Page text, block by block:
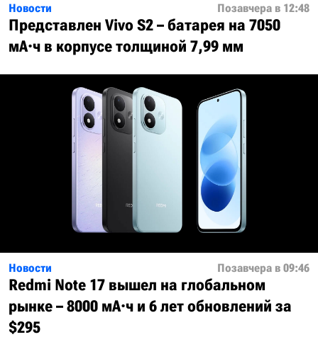
Новости Позавчера в 12:48
Представлен Vivo S2 – батарея на 7050
мА·ч в корпусе толщиной 7,99 мм
Новости Позавчера в 09:46
Redmi Note 17 вышел на глобальном
рынке – 8000 мА·ч и 6 лет обновлений за
$295